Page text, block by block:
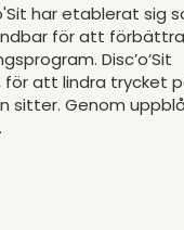
har etablerat sig
för att
Disc’o’Sit
att lindra trycket
sitter. Genom